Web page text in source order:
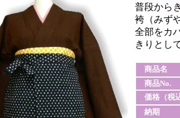
普段から
袴（みず
全部をカ
きりとし
商品名
商品No.
価格（税
納期